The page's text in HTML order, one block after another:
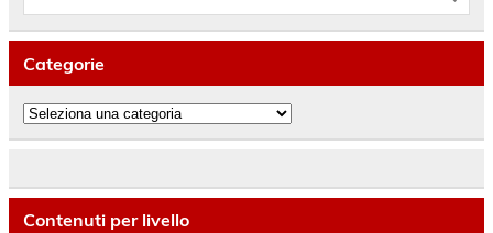
Categorie
Categorie
Contenuti per livello